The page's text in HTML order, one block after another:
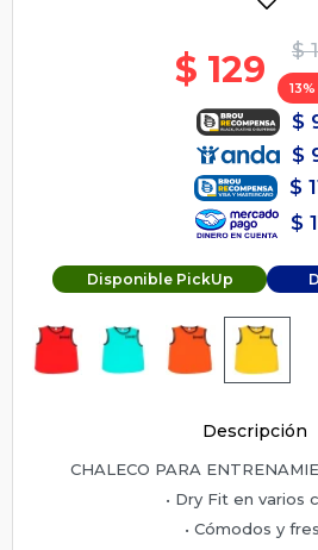
$
$ 129 13
$
$
$
$
Disponible PickUp
Descripción
CHALECO PARA
• Dry Fit en varios
• Cómodos y